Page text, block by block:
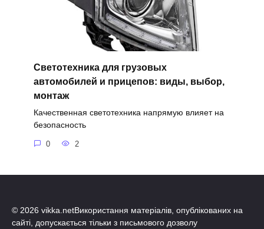
Светотехника для грузовых
автомобилей и прицепов: виды, выбор,
монтаж
Качественная светотехника напрямую влияет на
безопасность
0 2
© 2026 vikka.netВикористання матеріалів, опублікованих на
сайті, допускається тільки з письмового дозволу